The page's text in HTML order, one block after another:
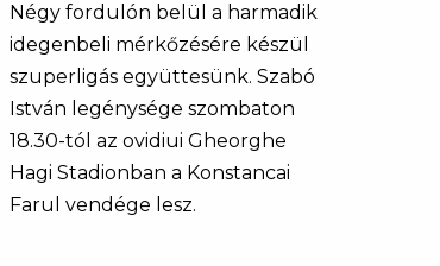
Négy fordulón belül a harmadik
idegenbeli mérkőzésére készül
szuperligás együttesünk. Szabó
István legénysége szombaton
18.30-tól az ovidiui Gheorghe
Hagi Stadionban a Konstancai
Farul vendége lesz.